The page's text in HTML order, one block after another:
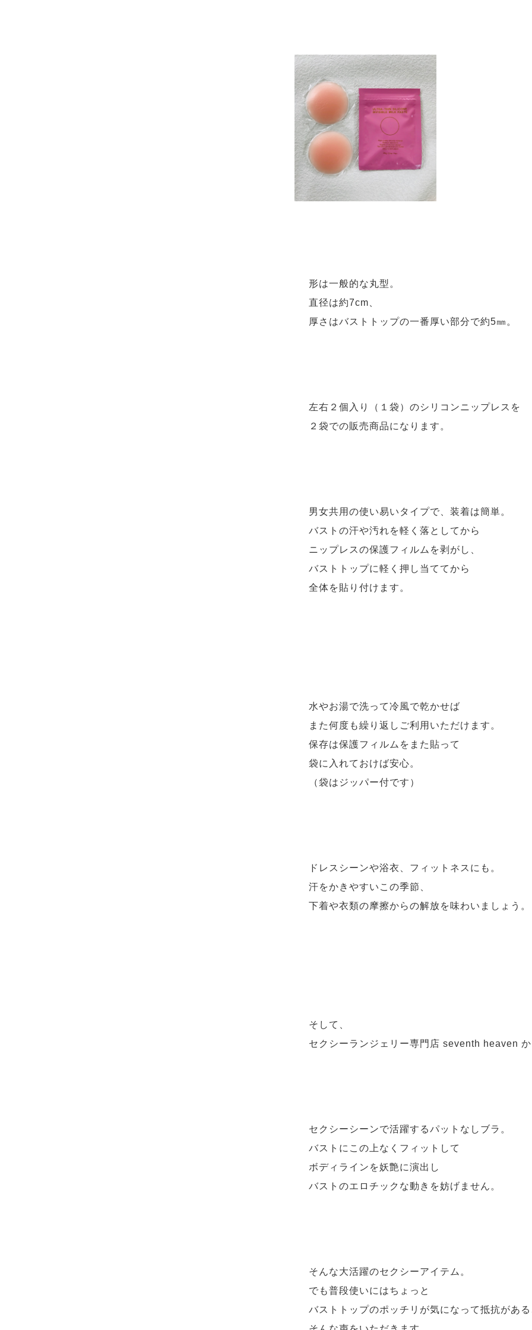
形は一般的な丸型。
直径は約7cm、
厚さはバストトップの一番厚い部分で約5㎜。
左右２個入り（１袋）のシリコンニップレスを
２袋での販売商品になります。
男女共用の使い易いタイプで、装着は簡単。
バストの汗や汚れを軽く落としてから
ニップレスの保護フィルムを剥がし、
バストトップに軽く押し当ててから
全体を貼り付けます。
水やお湯で洗って冷風で乾かせば
また何度も繰り返しご利用いただけます。
保存は保護フィルムをまた貼って
袋に入れておけば安心。
（袋はジッパー付です）
ドレスシーンや浴衣、フィットネスにも。
汗をかきやすいこの季節、
下着や衣類の摩擦からの解放を味わいましょう。
そして、
セクシーランジェリー専門店 seventh heaven か
セクシーシーンで活躍するパットなしブラ。
バストにこの上なくフィットして
ボディラインを妖艶に演出し
バストのエロチックな動きを妨げません。
そんな大活躍のセクシーアイテム。
でも普段使いにはちょっと
バストトップのポッチリが気になって抵抗があ